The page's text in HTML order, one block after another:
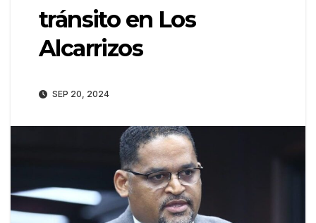
tránsito en Los
Alcarrizos
SEP 20, 2024